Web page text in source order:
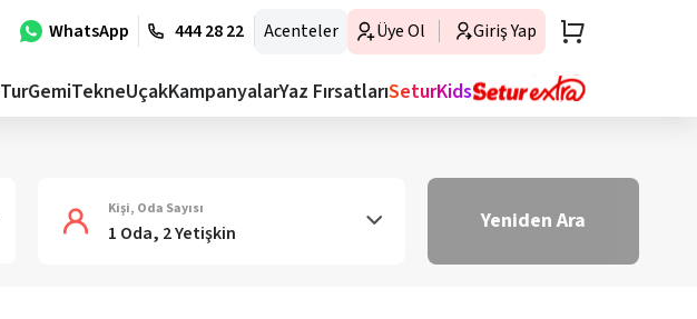
WhatsApp 444 28 22 Acenteler Üye Ol Giriş Yap
TurGemiTekneUçakKampanyalarYaz FırsatlarıSeturKids
Kişi, Oda Sayısı
1 Oda, 2 Yetişkin Yeniden Ara